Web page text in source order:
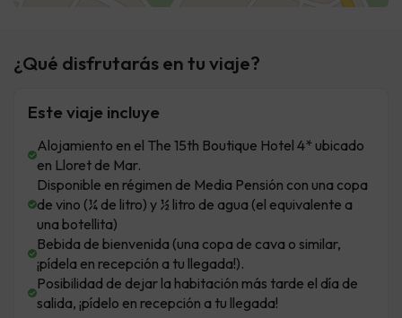
¿Qué disfrutarás en tu viaje?
Este viaje incluye
Alojamiento en el The 15th Boutique Hotel 4* ubicado
en Lloret de Mar.
Disponible en régimen de Media Pensión con una copa
de vino (¼ de litro) y ½ litro de agua (el equivalente a
una botellita)
Bebida de bienvenida (una copa de cava o similar,
¡pídela en recepción a tu llegada!).
Posibilidad de dejar la habitación más tarde el día de
salida, ¡pídelo en recepción a tu llegada!